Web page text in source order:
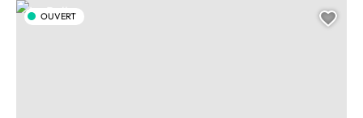
La Pellaz, © CAMT
OUVERT